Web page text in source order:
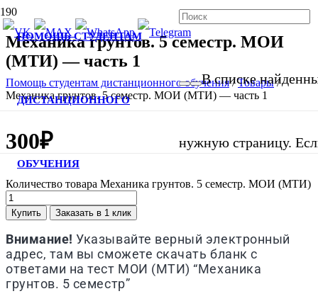
ПОМОЩЬ СТУДЕНТАМ
ДИСТАНЦИОННОГО
ОБУЧЕНИЯ
В списке
нужную страницу.
Механика грунтов. 5 семестр. МОИ
(МТИ) — часть 1
Помощь студентам дистанционного обучения/Товары/
Механика грунтов. 5 семестр. МОИ (МТИ) — часть 1
300₽
Количество товара Механика грунтов. 5 семестр. МОИ (МТИ)
Купить Заказать в 1 клик
Внимание! Указывайте верный электронный
адрес, там вы сможете скачать бланк с
ответами на тест МОИ (МТИ) “Механика
грунтов. 5 семестр”